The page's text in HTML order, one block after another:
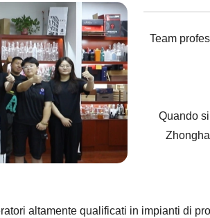
Team
Quando
altamente qualificati in impianti di